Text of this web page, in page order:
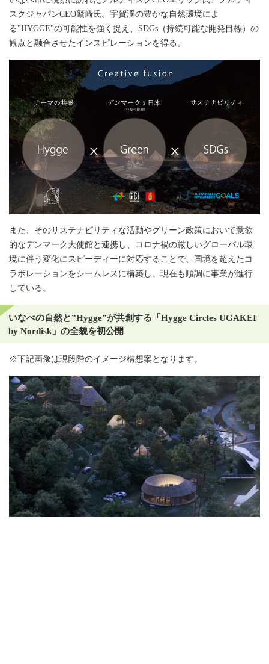
スクジャパンCEO鷲崎氏。宇賀渓の豊かな自然環境によ
る"HYGGE"の可能性を強く捉え、SDGs（持続可能な開発目標）の
観点と融合させたインスピレーションを得る。
また、そのサステナビリティな活動やグリーン政策において意欲
的なデンマーク大使館と連携し、コロナ禍の厳しいグローバル環
境に伴う変化にスピーディーに対応することで、国境を超えたコ
ラボレーションをシームレスに構築し、現在も順調に事業が進行
している。
いなべの自然と”Hygge”が共創する「Hygge Circles UGAKEI
by Nordisk」の全貌を初公開
※下記画像は現段階のイメージ構想案となります。